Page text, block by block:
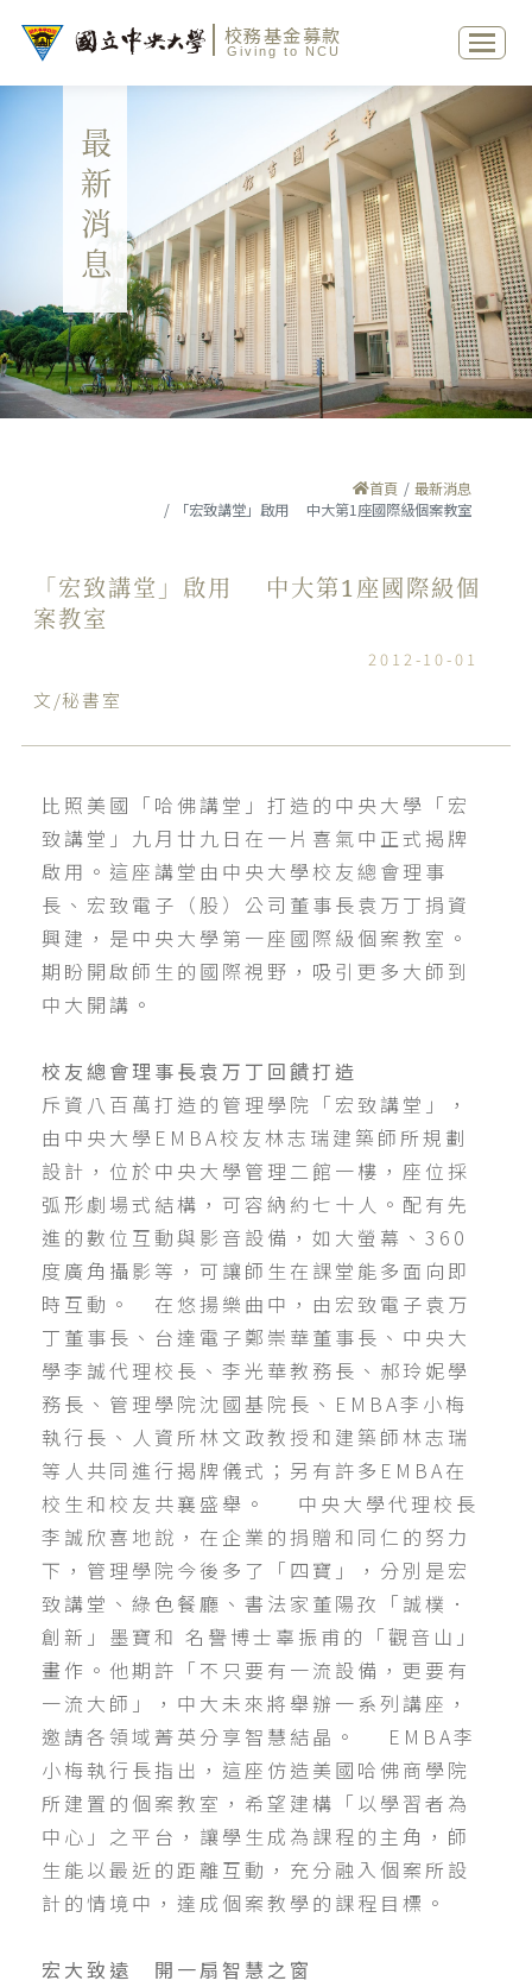
校務基金募款
Giving to NCU
最新消息
首頁
最新消息
「宏致講堂」啟用 中大第1座國際級個案教室
「宏致講堂」啟用 中大第1座國際級個
案教室
2012-10-01
文/秘書室
比照美國「哈佛講堂」打造的中央大學「宏
致講堂」九月廿九日在一片喜氣中正式揭牌
啟用。這座講堂由中央大學校友總會理事
長、宏致電子（股）公司董事長袁万丁捐資
興建，是中央大學第一座國際級個案教室。
期盼開啟師生的國際視野，吸引更多大師到
中大開講。
校友總會理事長袁万丁回饋打造
斥資八百萬打造的管理學院「宏致講堂」，
由中央大學EMBA校友林志瑞建築師所規劃
設計，位於中央大學管理二館一樓，座位採
弧形劇場式結構，可容納約七十人。配有先
進的數位互動與影音設備，如大螢幕、360
度廣角攝影等，可讓師生在課堂能多面向即
時互動。 在悠揚樂曲中，由宏致電子袁万
丁董事長、台達電子鄭崇華董事長、中央大
學李誠代理校長、李光華教務長、郝玲妮學
務長、管理學院沈國基院長、EMBA李小梅
執行長、人資所林文政教授和建築師林志瑞
等人共同進行揭牌儀式；另有許多EMBA在
校生和校友共襄盛舉。 中央大學代理校長
李誠欣喜地說，在企業的捐贈和同仁的努力
下，管理學院今後多了「四寶」，分別是宏
致講堂、綠色餐廳、書法家董陽孜「誠樸．
創新」墨寶和 名譽博士辜振甫的「觀音山」
畫作。他期許「不只要有一流設備，更要有
一流大師」，中大未來將舉辦一系列講座，
邀請各領域菁英分享智慧結晶。 EMBA李
小梅執行長指出，這座仿造美國哈佛商學院
所建置的個案教室，希望建構「以學習者為
中心」之平台，讓學生成為課程的主角，師
生能以最近的距離互動，充分融入個案所設
計的情境中，達成個案教學的課程目標。
宏大致遠 開一扇智慧之窗